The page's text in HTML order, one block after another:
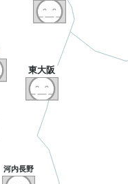
河内長野
東大阪